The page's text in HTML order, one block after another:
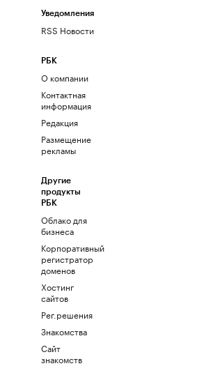
Уведомления
RSS Новости
РБК
О компании
Контактная
информация
Редакция
Размещение
рекламы
Другие
продукты
РБК
Облако для
бизнеса
Корпоративный
регистратор
доменов
Хостинг
сайтов
Рег.решения
Знакомства
Сайт
знакомств